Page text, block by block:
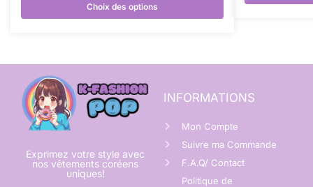
Choix des options
Exprimez votre style avec
nos vêtements coréens
uniques!
INFORMATIONS
Mon Compte
Suivre ma Commande
F.A.Q/ Contact
Politique de